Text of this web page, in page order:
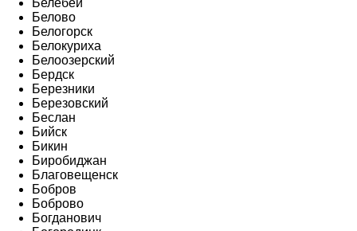
Белебей
Белово
Белогорск
Белокуриха
Белоозерский
Бердск
Березники
Березовский
Беслан
Бийск
Бикин
Биробиджан
Благовещенск
Бобров
Боброво
Богданович